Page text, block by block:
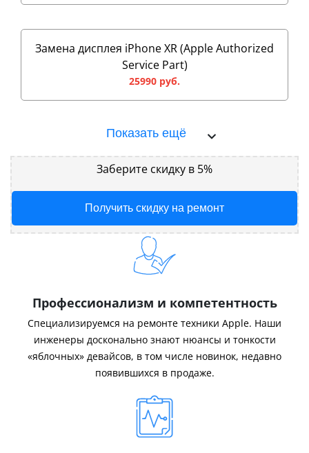
Замена дисплея iPhone XR (Apple Authorized
Service Part)
25990 руб.
Показать ещё
Заберите скидку в 5%
Получить скидку на ремонт
Профессионализм и компетентность
Специализируемся на ремонте техники Apple. Наши
инженеры досконально знают нюансы и тонкости
«яблочных» девайсов, в том числе новинок, недавно
появившихся в продаже.